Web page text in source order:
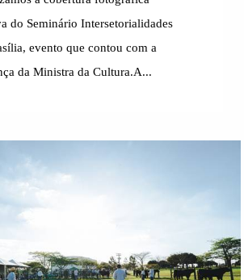
do Seminário Intersetorialidades
evento que contou com a
da Ministra da Cultura.A...